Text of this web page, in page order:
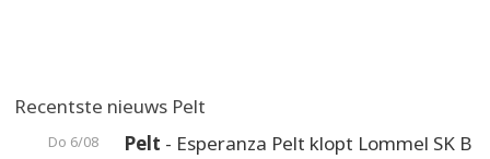
Recentste nieuws Pelt
Do 6/08 Pelt - Esperanza Pelt klopt Lommel SK B